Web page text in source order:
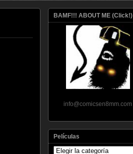
BAMF!!! ABOUT ME (Click!)
info@comicsen8mm.com
Películas
Películas